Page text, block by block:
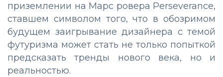
приземлении на Марс ровера Perseverance,
ставшем символом того, что в обозримом
будущем заигрывание дизайнера с темой
футуризма может стать не только попыткой
предсказать тренды нового века, но и
реальностью.